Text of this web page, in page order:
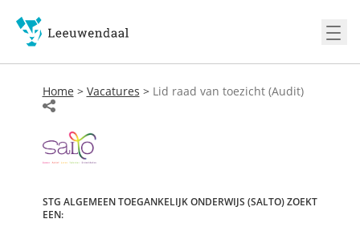
Home > Vacatures > Lid raad van toezicht (Audit)
STG ALGEMEEN TOEGANKELIJK ONDERWIJS (SALTO) ZOEKT
EEN: